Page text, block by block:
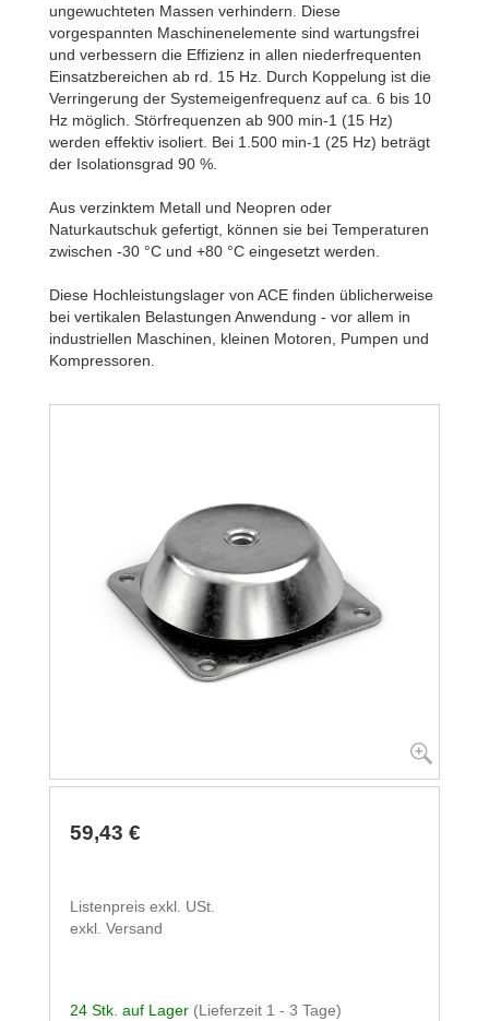
ungewuchteten Massen verhindern. Diese
vorgespannten Maschinenelemente sind wartungsfrei
und verbessern die Effizienz in allen niederfrequenten
Einsatzbereichen ab rd. 15 Hz. Durch Koppelung ist die
Verringerung der Systemeigenfrequenz auf ca. 6 bis 10
Hz möglich. Störfrequenzen ab 900 min-1 (15 Hz)
werden effektiv isoliert. Bei 1.500 min-1 (25 Hz) beträgt
der Isolationsgrad 90 %.
Aus verzinktem Metall und Neopren oder
Naturkautschuk gefertigt, können sie bei Temperaturen
zwischen -30 °C und +80 °C eingesetzt werden.
Diese Hochleistungslager von ACE finden üblicherweise
bei vertikalen Belastungen Anwendung - vor allem in
industriellen Maschinen, kleinen Motoren, Pumpen und
Kompressoren.
59,43 €
Listenpreis exkl. USt.
exkl. Versand
24 Stk. auf Lager (Lieferzeit 1 - 3 Tage)